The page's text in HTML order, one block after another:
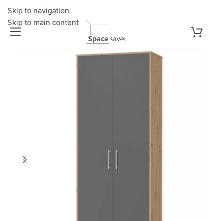
Skip to navigation
Skip to main content